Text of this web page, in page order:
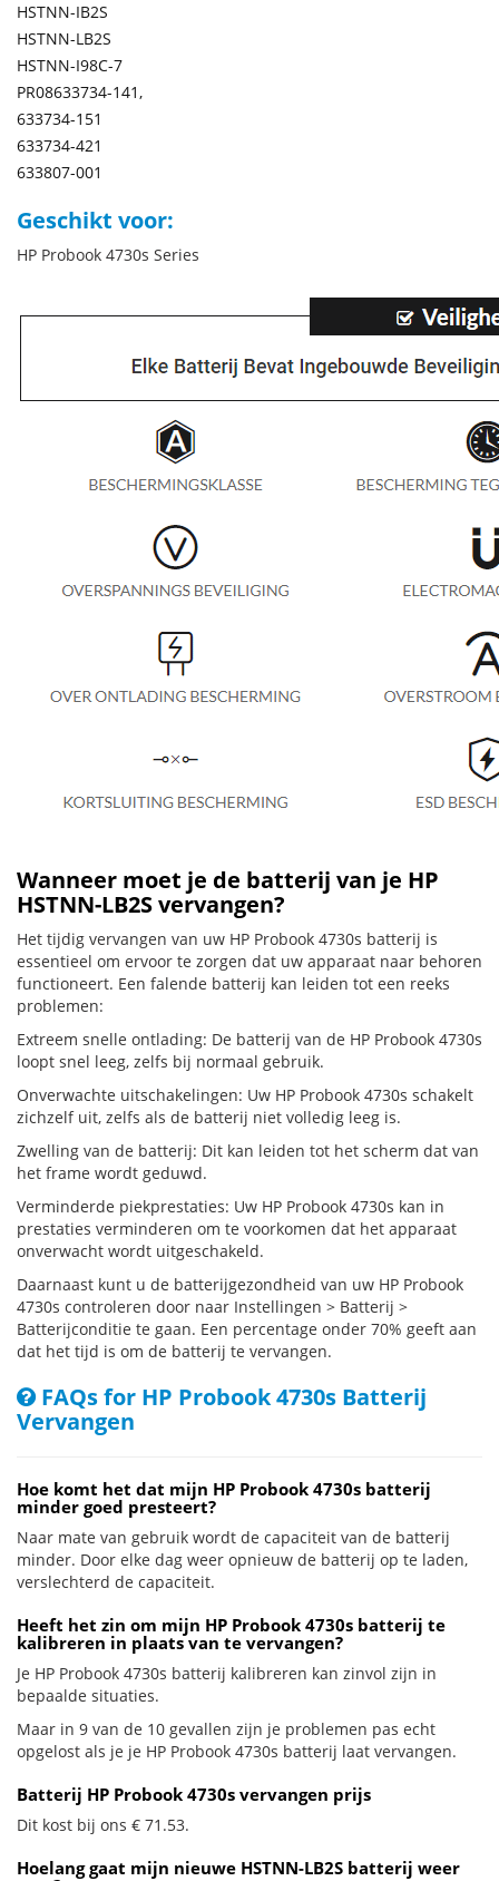
HSTNN-IB2S
HSTNN-LB2S
HSTNN-I98C-7
PR08633734-141,
633734-151
633734-421
633807-001
Geschikt voor:
HP Probook 4730s Series
Wanneer moet je de batterij van je HP
HSTNN-LB2S vervangen?
Het tijdig vervangen van uw HP Probook 4730s batterij is
essentieel om ervoor te zorgen dat uw apparaat naar behoren
functioneert. Een falende batterij kan leiden tot een reeks
problemen:
Extreem snelle ontlading: De batterij van de HP Probook 4730s
loopt snel leeg, zelfs bij normaal gebruik.
Onverwachte uitschakelingen: Uw HP Probook 4730s schakelt
zichzelf uit, zelfs als de batterij niet volledig leeg is.
Zwelling van de batterij: Dit kan leiden tot het scherm dat van
het frame wordt geduwd.
Verminderde piekprestaties: Uw HP Probook 4730s kan in
prestaties verminderen om te voorkomen dat het apparaat
onverwacht wordt uitgeschakeld.
Daarnaast kunt u de batterijgezondheid van uw HP Probook
4730s controleren door naar Instellingen > Batterij >
Batterijconditie te gaan. Een percentage onder 70% geeft aan
dat het tijd is om de batterij te vervangen.
FAQs for HP Probook 4730s Batterij
Vervangen
Hoe komt het dat mijn HP Probook 4730s batterij
minder goed presteert?
Naar mate van gebruik wordt de capaciteit van de batterij
minder. Door elke dag weer opnieuw de batterij op te laden,
verslechterd de capaciteit.
Heeft het zin om mijn HP Probook 4730s batterij te
kalibreren in plaats van te vervangen?
Je HP Probook 4730s batterij kalibreren kan zinvol zijn in
bepaalde situaties.
Maar in 9 van de 10 gevallen zijn je problemen pas echt
opgelost als je je HP Probook 4730s batterij laat vervangen.
Batterij HP Probook 4730s vervangen prijs
Dit kost bij ons € 71.53.
Hoelang gaat mijn nieuwe HSTNN-LB2S batterij weer